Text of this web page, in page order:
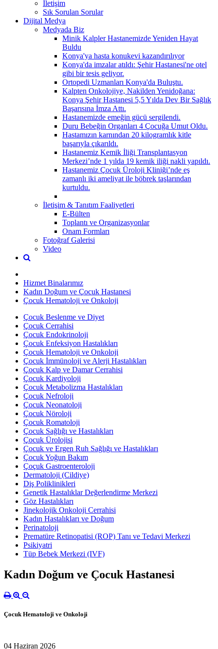
İletişim
Sık Sorulan Sorular
Dijital Medya
Medyada Biz
Minik Kalpler Hastanemizde Yeniden Hayat
Buldu
Konya'ya hasta konukevi kazandırılıyor
Konya'da imzalar atıldı: Şehir Hastanesi'ne otel
gibi bir tesis geliyor.
Ortopedi Uzmanları Konya'da Buluştu.
Kalpten Onkolojiye, Nakilden Yenidoğana:
Konya Şehir Hastanesi 5,5 Yılda Dev Bir Sağlık
Başarısına İmza Attı.
Hastanemizde emeğin gücü sergilendi.
Duru Bebeğin Organları 4 Çocuğa Umut Oldu.
Hastamızın karnından 20 kilogramlık kitle
başarıyla çıkarıldı.
Hastanemiz Kemik İliği Transplantasyon
Merkezi’nde 1 yılda 19 kemik iliği nakli yapıldı.
Hastanemiz Çocuk Üroloji Kliniği’nde eş
zamanlı iki ameliyat ile böbrek taşlarından
kurtuldu.
İletişim & Tanıtım Faaliyetleri
E-Bülten
Toplantı ve Organizasyonlar
Onam Formları
Fotoğraf Galerisi
Video
Hizmet Binalarımız
Kadın Doğum ve Çocuk Hastanesi
Çocuk Hematoloji ve Onkoloji
Çocuk Beslenme ve Diyet
Çocuk Cerrahisi
Çocuk Endokrinoloji
Çocuk Enfeksiyon Hastalıkları
Çocuk Hematoloji ve Onkoloji
Çocuk İmmünoloji ve Alerji Hastalıkları
Çocuk Kalp ve Damar Cerrahisi
Çocuk Kardiyoloji
Çocuk Metabolizma Hastalıkları
Çocuk Nefroloji
Çocuk Neonatoloji
Çocuk Nöroloji
Çocuk Romatoloji
Çocuk Sağlığı ve Hastalıkları
Çocuk Ürolojisi
Çocuk ve Ergen Ruh Sağlığı ve Hastalıkları
Çocuk Yoğun Bakım
Çoçuk Gastroenteroloji
Dermatoloji (Cildiye)
Diş Poliklinikleri
Genetik Hastalıklar Değerlendirme Merkezi
Göz Hastalıkları
Jinekolojik Onkoloji Cerrahisi
Kadın Hastalıkları ve Doğum
Perinatoloji
Prematüre Retinopatisi (ROP) Tanı ve Tedavi Merkezi
Psikiyatri
Tüp Bebek Merkezi (IVF)
Kadın Doğum ve Çocuk Hastanesi
Çocuk Hematoloji ve Onkoloji
04 Haziran 2026